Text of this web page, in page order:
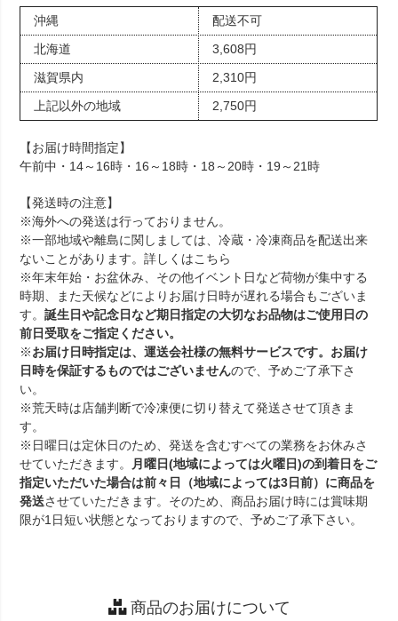
沖縄
配送不可
北海道
3,608円
滋賀県内
2,310円
上記以外の地域
2,750円
【お届け時間指定】
午前中・14～16時・16～18時・18～20時・19～21時
【発送時の注意】
※海外への発送は行っておりません。
※一部地域や離島に関しましては、冷蔵・冷凍商品を配送出来
ないことがあります。詳しくはこちら
※年末年始・お盆休み、その他イベント日など荷物が集中する
時期、また天候などによりお届け日時が遅れる場合もございま
す。誕生日や記念日など期日指定の大切なお品物はご使用日の
前日受取をご指定ください。
※お届け日時指定は、運送会社様の無料サービスです。お届け
日時を保証するものではございませんので、予めご了承下さ
い。
※荒天時は店舗判断で冷凍便に切り替えて発送させて頂きま
す。
※日曜日は定休日のため、発送を含むすべての業務をお休みさ
せていただきます。
月曜日(地域によっては火曜日)の到着日をご
指定いただいた場合は前々日（地域によっては3日前）に商品を
発送させていただきます。そのため、商品お届け時には賞味期
限が1日短い状態となっておりますので、予めご了承下さい。
商品のお届けについて